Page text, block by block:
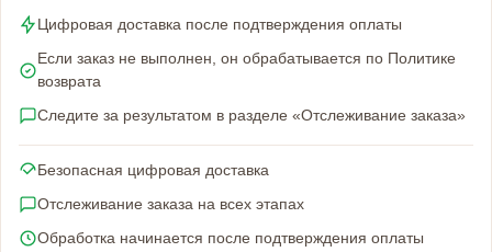
Цифровая доставка после подтверждения оплаты
Если заказ не выполнен, он обрабатывается по Политике
возврата
Следите за результатом в разделе «Отслеживание заказа»
Безопасная цифровая доставка
Отслеживание заказа на всех этапах
Обработка начинается после подтверждения оплаты